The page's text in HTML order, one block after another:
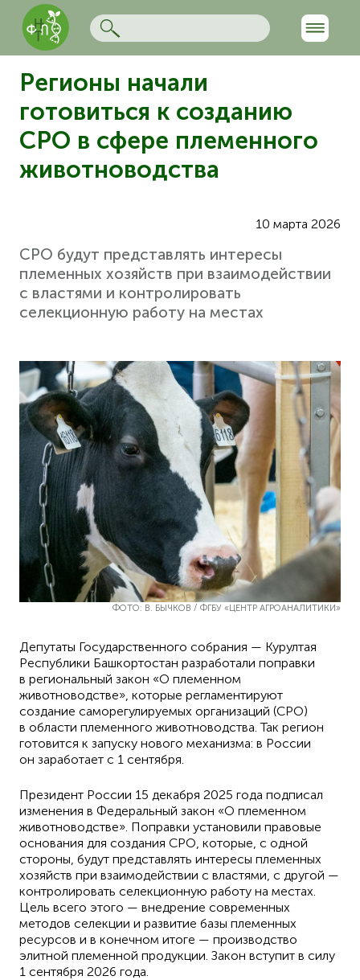
Регионы начали
готовиться к созданию
СРО в сфере племенного
животноводства
10 марта 2026
СРО будут представлять интересы
племенных хозяйств при взаимодействии
с властями и контролировать
селекционную работу на местах
ФОТО: В. БЫЧКОВ / ФГБУ «ЦЕНТР АГРОАНАЛИТИКИ»
Депутаты Государственного собрания — Курултая
Республики Башкортостан разработали поправки
в региональный закон «О племенном
животноводстве», которые регламентируют
создание саморегулируемых организаций (СРО)
в области племенного животноводства. Так регион
готовится к запуску нового механизма: в России
он заработает с 1 сентября.
Президент России 15 декабря 2025 года подписал
изменения в Федеральный закон «О племенном
животноводстве». Поправки установили правовые
основания для создания СРО, которые, с одной
стороны, будут представлять интересы племенных
хозяйств при взаимодействии с властями, с другой —
контролировать селекционную работу на местах.
Цель всего этого — внедрение современных
методов селекции и развитие базы племенных
ресурсов и в конечном итоге — производство
элитной племенной продукции. Закон вступит в силу
1 сентября 2026 года.